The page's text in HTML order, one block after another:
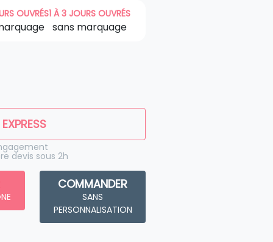
OUVRÉS1 À 3 JOURS OUVRÉS
sans marquage
devis sous 2h
COMMANDER
SANS
PERSONNALISATION